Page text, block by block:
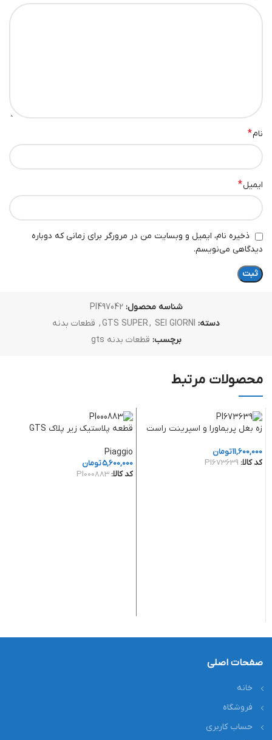
نام*
ایمیل*
ذخیره نام، ایمیل و وبسایت من در مرورگر برای زمانی که دوباره
دیدگاهی می‌نویسم.
شناسه محصول:PI497042
دسته:
GTS SUPER, SEI GIORNI
, قطعات بدنه
برچسب: قطعات بدنه gts
محصولات مرتبط
زه بغل پریماورا و اسپرینت راست
11,600,000تومان
کد کالا: PI673639
قطعه پلاستیک زیر پلاک GTS
Piaggio
5,600,000تومان
کد کالا: PI000883
صفحات اصلی
خانه
فروشگاه
حساب کاربری